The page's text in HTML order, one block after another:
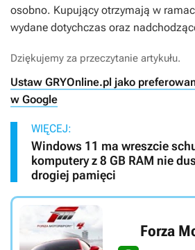
osobno. Kupujący otrzymają w
wydane dotychczas oraz
Dziękujemy za przeczytanie artykułu.
Ustaw GRYOnline.pl jako
w Google
WIĘCEJ:
Windows 11 ma wreszcie
komputery z 8 GB RAM nie
drogiej pamięci
Forza